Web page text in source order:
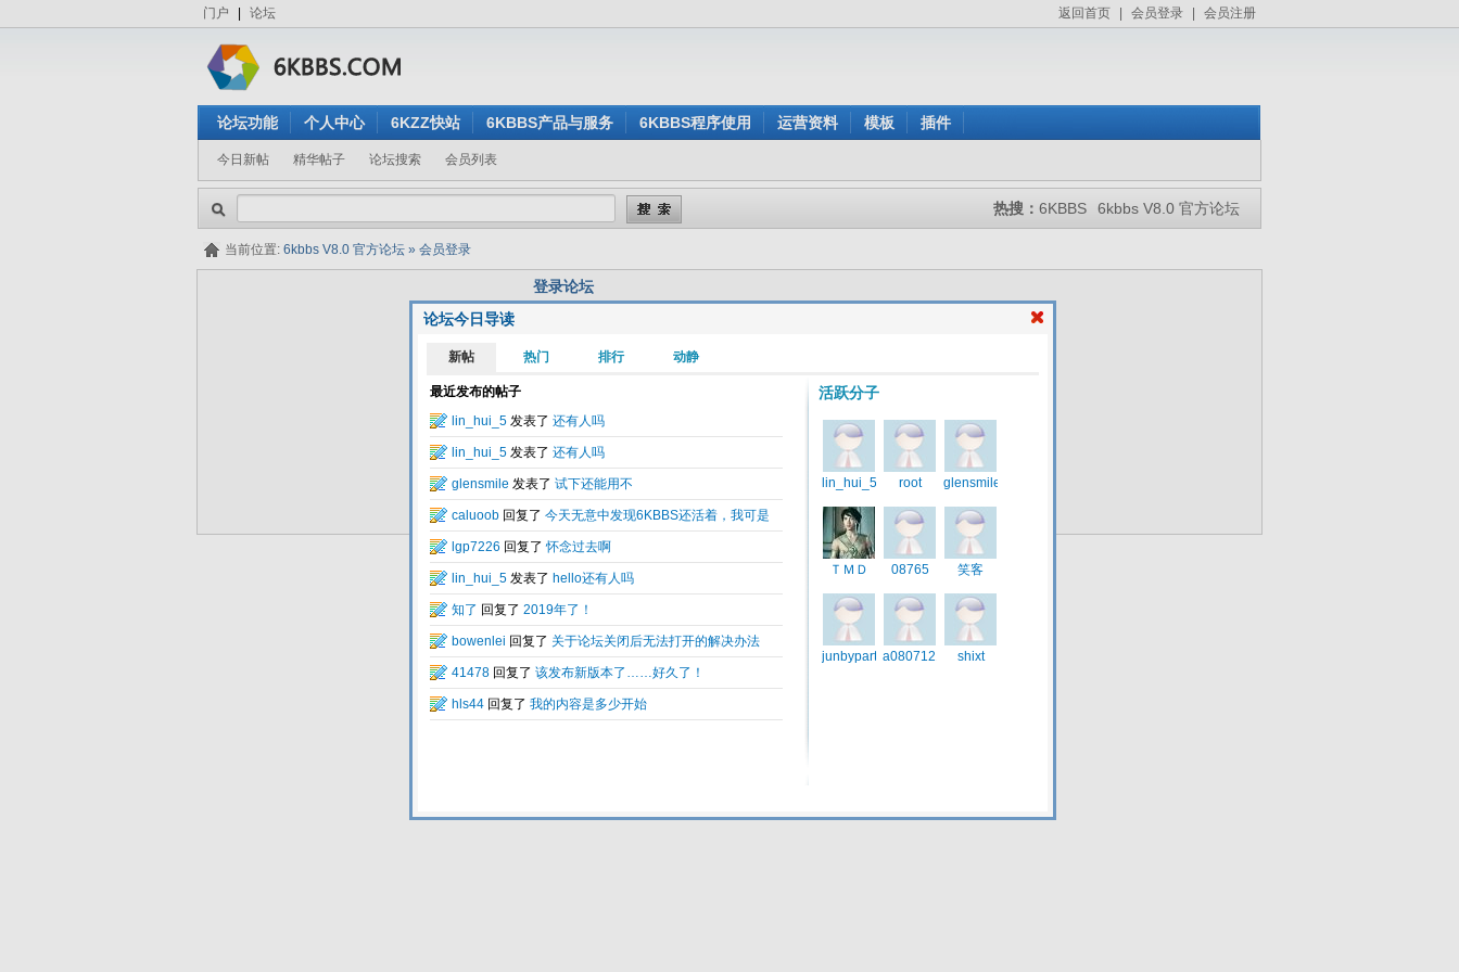
门户 论坛 返回首页 会员登录 会员注册
论坛功能 个人中心 6KZZ快站 6KBBS产品与服务 6KBBS程序使用 运营资料 模板 插件
今日新帖 精华帖子 论坛搜索 会员列表
热搜： 6KBBS 6kbbs V8.0 官方论坛
论坛今日导读
当前位置: 6kbbs V8.0 官方论坛 » 会员登录
登录论坛
用户名:
验证码: 看不清楚？点击刷新验证码
隐身登录: 是 否
记住我的登录状态
Total 0.081341(s) query 3, Time now is:2026-08-08 13:03
Powered by